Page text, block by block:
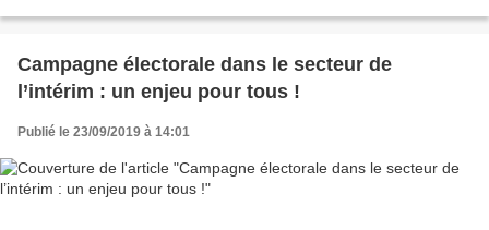
Campagne électorale dans le secteur de
l’intérim : un enjeu pour tous !
Publié le 23/09/2019 à 14:01